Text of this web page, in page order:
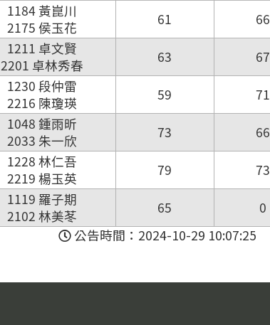
1184 黃崑川
2175 侯玉花
61 66
1211 卓文賢
2201 卓林秀春
63 67
1230 段仲雷
2216 陳瓊瑛
59 71
1048 鍾雨昕
2033 朱一欣
73 66
1228 林仁吾
2219 楊玉英
79 73
1119 羅子期
2102 林美苳
65 0
公告時間：2024-10-29 10:07:25